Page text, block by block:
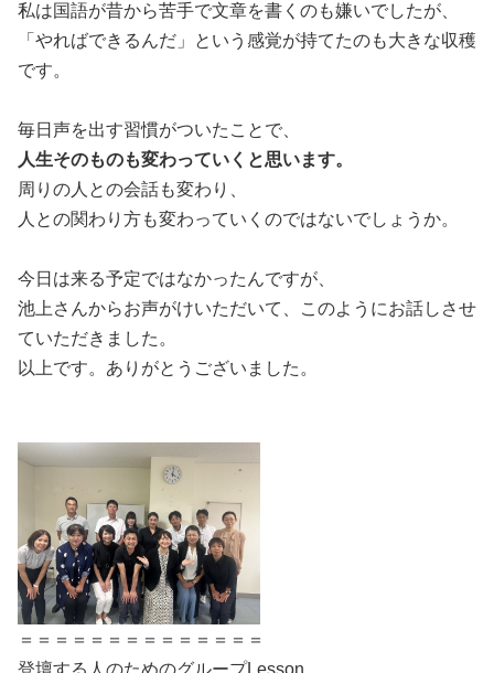
私は国語が昔から苦手で文章を書くのも嫌いでしたが、
「やればできるんだ」という感覚が持てたのも大きな収穫
です。
毎日声を出す習慣がついたことで、
人生そのものも変わっていくと思います。
周りの人との会話も変わり、
人との関わり方も変わっていくのではないでしょうか。
今日は来る予定ではなかったんですが、
池上さんからお声がけいただいて、このようにお話しさせ
ていただきました。
以上です。ありがとうございました。
＝＝＝＝＝＝＝＝＝＝＝＝＝＝